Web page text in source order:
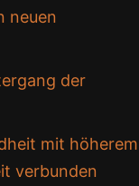
neuen
der
mit höherem
verbunden